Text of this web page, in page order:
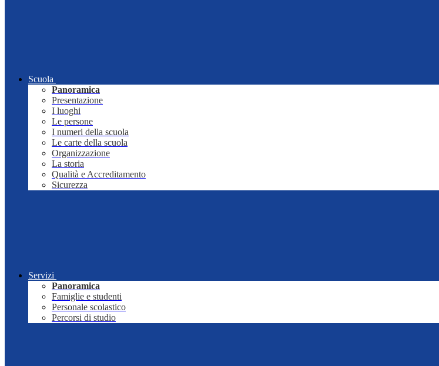
Scuola
Panoramica
Presentazione
I luoghi
Le persone
I numeri della scuola
Le carte della scuola
Organizzazione
La storia
Qualità e Accreditamento
Sicurezza
Servizi
Panoramica
Famiglie e studenti
Personale scolastico
Percorsi di studio